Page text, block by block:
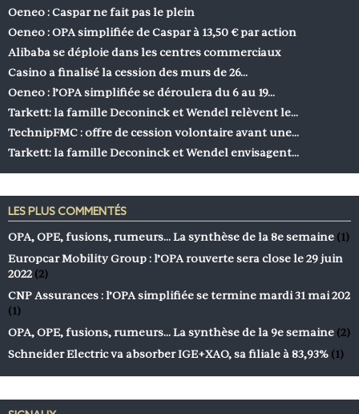
Oeneo : Caspar ne fait pas le plein
Oeneo : OPA simplifiée de Caspar à 13,50 € par action
Alibaba se déploie dans les centres commerciaux
Casino a finalisé la cession des murs de 26…
Oeneo : l’OPA simplifiée se déroulera du 6 au 19…
Tarkett: la famille Deconinck et Wendel relèvent le…
TechnipFMC : offre de cession volontaire avant une…
Tarkett: la famille Deconinck et Wendel envisagent…
LES PLUS COMMENTÉS
OPA, OPE, fusions, rumeurs… La synthèse de la 8e semaine (1)
Europcar Mobility Group : l’OPA rouverte sera close le 29 juin
2022 (2)
CNP Assurances : l’OPA simplifiée se termine mardi 31 mai 202
(1)
OPA, OPE, fusions, rumeurs… La synthèse de la 9e semaine (2)
Schneider Electric va absorber IGE+XAO, sa filiale à 83,93% (1)